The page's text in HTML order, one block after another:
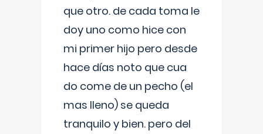
que otro. de cada toma le
doy uno como hice con
mi primer hijo pero desde
hace días noto que cua
do come de un pecho (el
mas lleno) se queda
tranquilo y bien. pero del